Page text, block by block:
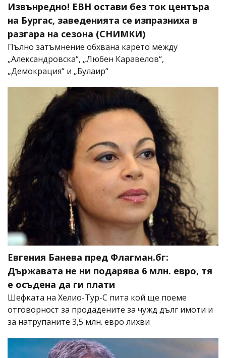
Извънредно! ЕВН остави без ток центъра
на Бургас, заведенията се изпразниха в
разгара на сезона (СНИМКИ)
Пълно затъмнение обхвана карето между
„Александровска“, „Любен Каравелов“,
„Демокрация“ и „Булаир“
Евгения Банева пред Флагман.бг:
Държавата не ни подарява 6 млн. евро, тя
е осъдена да ги плати
Шефката на Хелио-Тур-С пита кой ще поеме
отговорност за продадените за чужд дълг имоти и
за натрупаните 3,5 млн. евро лихви